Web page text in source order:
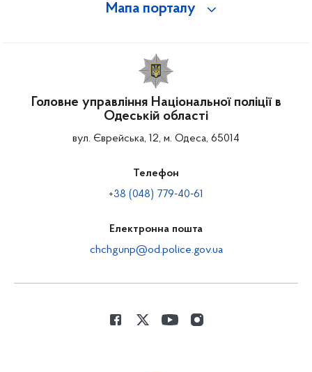
Мапа порталу
Головне управління Національної поліції в
Одеській області
вул. Єврейська, 12, м. Одеса, 65014
Телефон
+38 (048) 779-40-61
Електронна пошта
chchgunp@od.police.gov.ua